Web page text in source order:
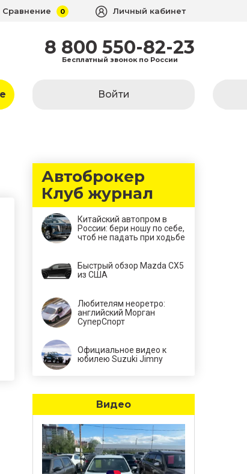
Сравнение 0 Личный кабинет
8 800 550-82-23
Бесплатный звонок по России
Войти
Автоброкер
Клуб журнал
Китайский автопром в
России: бери ношу по себе,
чтоб не падать при ходьбе
Быстрый обзор Mazda CX5
из США
Любителям неоретро:
английский Морган
СуперСпорт
Официальное видео к
юбилею Suzuki Jimny
Видео